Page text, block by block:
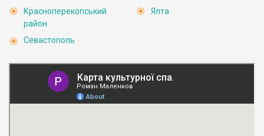
Красноперекопський
район
Севастополь
Ялта